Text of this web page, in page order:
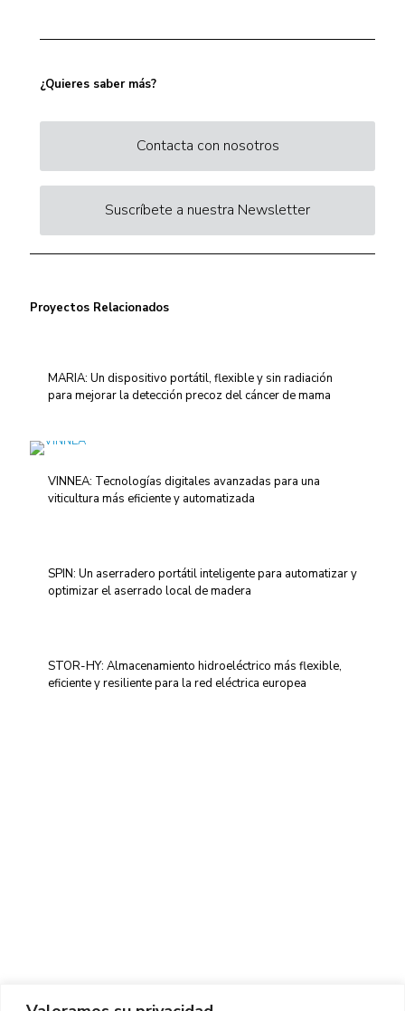
¿Quieres saber más?
Contacta con nosotros
Suscríbete a nuestra Newsletter
Proyectos Relacionados
MARIA: Un dispositivo portátil, flexible y sin radiación
para mejorar la detección precoz del cáncer de mama
VINNEA: Tecnologías digitales avanzadas para una
viticultura más eficiente y automatizada
SPIN: Un aserradero portátil inteligente para automatizar y
optimizar el aserrado local de madera
STOR-HY: Almacenamiento hidroeléctrico más flexible,
eficiente y resiliente para la red eléctrica europea